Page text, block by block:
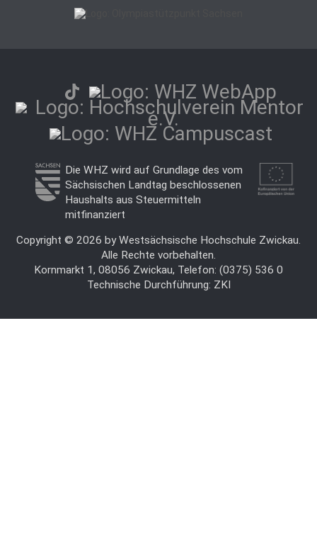
Die WHZ wird auf Grundlage des vom
Sächsischen Landtag beschlossenen
Haushalts aus Steuermitteln
mitfinanziert
Copyright © 2026 by Westsächsische Hochschule Zwickau.
Alle Rechte vorbehalten.
Kornmarkt 1, 08056 Zwickau, Telefon: (0375) 536 0
Technische Durchführung: ZKI